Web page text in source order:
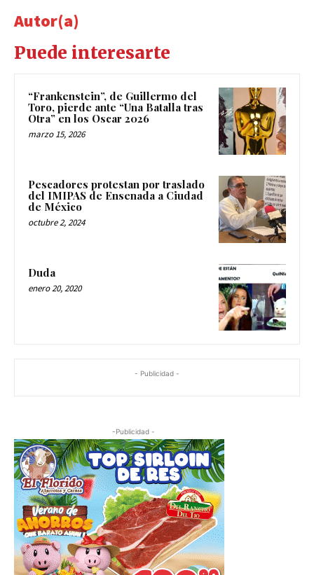
Autor(a)
Puede interesarte
“Frankenstein”, de Guillermo del
Toro, pierde ante “Una Batalla tras
Otra” en los Oscar 2026
marzo 15, 2026
Pescadores protestan por traslado
del IMIPAS de Ensenada a Ciudad
de México
octubre 2, 2024
Duda
enero 20, 2020
- Publicidad -
-Publicidad -